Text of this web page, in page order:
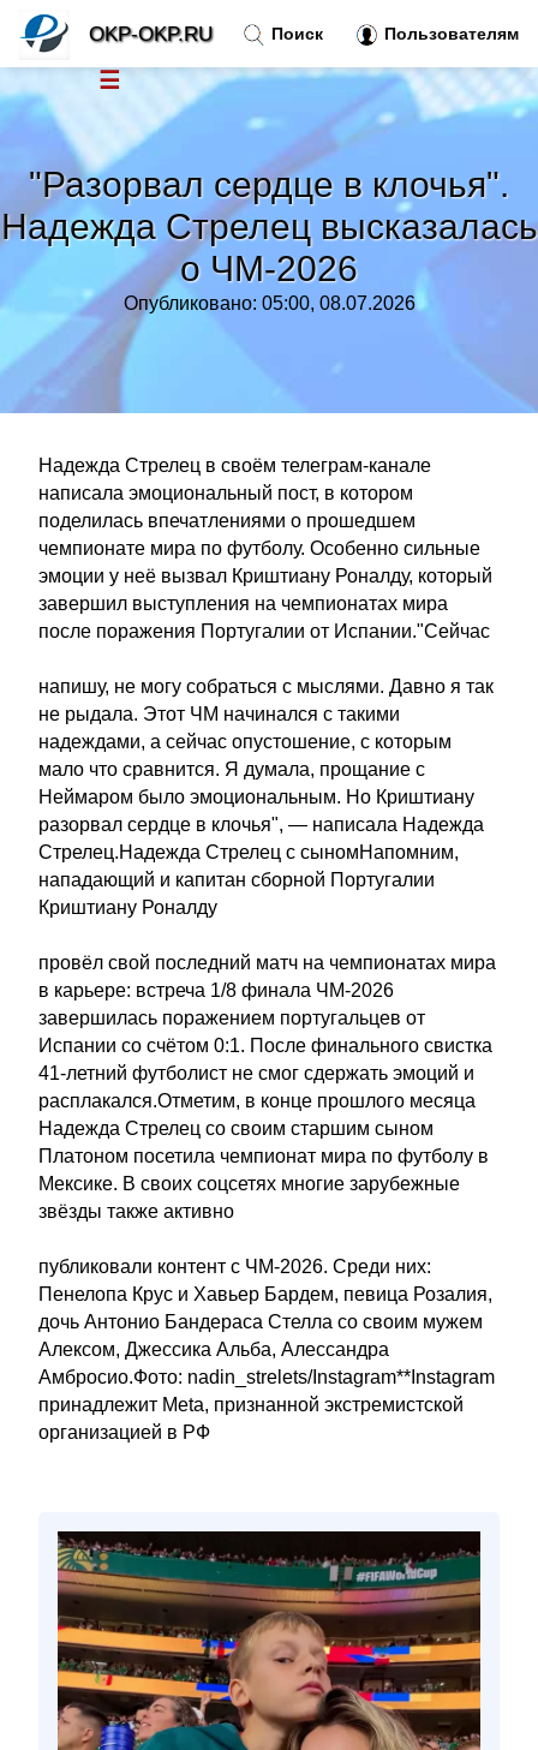
"Разорвал сердце в клочья".
Надежда Стрелец высказалась
о ЧМ-2026
Опубликовано: 05:00, 08.07.2026
Надежда Стрелец в своём телеграм-канале
написала эмоциональный пост, в котором
поделилась впечатлениями о прошедшем
чемпионате мира по футболу. Особенно сильные
эмоции у неё вызвал Криштиану Роналду, который
завершил выступления на чемпионатах мира
после поражения Португалии от Испании."Сейчас
напишу, не могу собраться с мыслями. Давно я так
не рыдала. Этот ЧМ начинался с такими
надеждами, а сейчас опустошение, с которым
мало что сравнится. Я думала, прощание с
Неймаром было эмоциональным. Но Криштиану
разорвал сердце в клочья", — написала Надежда
Стрелец.Надежда Стрелец с сыномНапомним,
нападающий и капитан сборной Португалии
Криштиану Роналду
провёл свой последний матч на чемпионатах мира
в карьере: встреча 1/8 финала ЧМ-2026
завершилась поражением португальцев от
Испании со счётом 0:1. После финального свистка
41-летний футболист не смог сдержать эмоций и
расплакался.Отметим, в конце прошлого месяца
Надежда Стрелец со своим старшим сыном
Платоном посетила чемпионат мира по футболу в
Мексике. В своих соцсетях многие зарубежные
звёзды также активно
публиковали контент с ЧМ-2026. Среди них:
Пенелопа Крус и Хавьер Бардем, певица Розалия,
дочь Антонио Бандераса Стелла со своим мужем
Алексом, Джессика Альба, Алессандра
Амбросио.Фото: nadin_strelets/Instagram**Instagram
принадлежит Meta, признанной экстремистской
организацией в РФ
Поиск Пользователям
OKP-OKP.RU
☰
Новости
Тренды новостей
»
Правила »
Контакт»